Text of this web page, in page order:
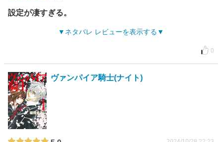
設定が凄すぎる。
ネタバレ レビューを表示する
0
ヴァンパイア騎士(ナイト)